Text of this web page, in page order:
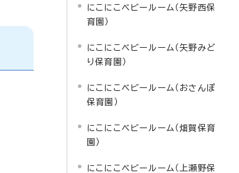
にこにこベビールーム（矢野西保
育園）
にこにこベビールーム（矢野みど
り保育園）
にこにこベビールーム（おさんぽ
保育園）
にこにこベビールーム（畑賀保育
園）
にこにこベビールーム（上瀬野保